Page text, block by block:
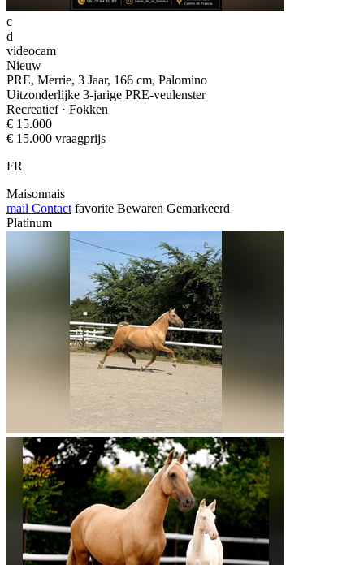
c
d
videocam
Nieuw
PRE, Merrie, 3 Jaar, 166 cm, Palomino
Uitzonderlijke 3-jarige PRE-veulenster
Recreatief · Fokken
€ 15.000
€ 15.000 vraagprijs
FR
Maisonnais
mail Contact favorite Bewaren Gemarkeerd
Platinum